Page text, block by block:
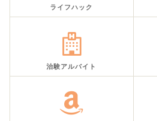
ライフハック
治験アルバイト